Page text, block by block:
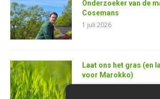
Onderzoeker van de
Cosemans
1 juli 2026
Laat ons het gras (en
voor Marokko)
25 juni 2026